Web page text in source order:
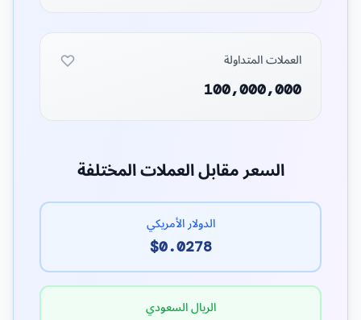
العملات المتداولة
100,000,000
السعر مقابل العملات المختلفة
الدولار الأمريكي
$0.0278
الريال السعودي